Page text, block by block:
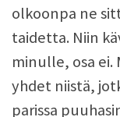
olkoonpa ne
taidetta. Niin
minulle, osa
yhdet niistä,
parissa